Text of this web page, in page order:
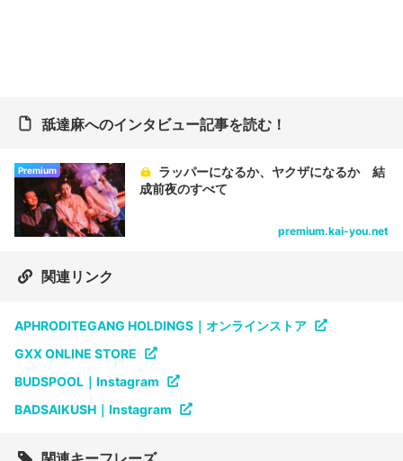
舐達麻へのインタビュー記事を読む！
Premium
ラッパーになるか、ヤクザになるか 結
成前夜のすべて
premium.kai-you.net
関連リンク
APHRODITEGANG HOLDINGS｜オンラインストア
GXX ONLINE STORE
BUDSPOOL｜Instagram
BADSAIKUSH｜Instagram